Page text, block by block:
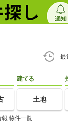
最
建てる
土地
報 物件一覧